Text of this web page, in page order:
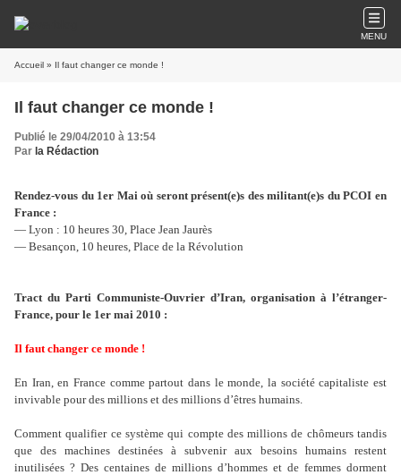
MENU
Accueil » Il faut changer ce monde !
Il faut changer ce monde !
Publié le 29/04/2010 à 13:54
Par la Rédaction
Rendez-vous du 1er Mai où seront présent(e)s des militant(e)s du PCOI en
France :
— Lyon : 10 heures 30, Place Jean Jaurès
— Besançon, 10 heures, Place de la Révolution
Tract du Parti Communiste-Ouvrier d’Iran, organisation à l’étranger-
France, pour le 1er mai 2010 :
Il faut changer ce monde !
En Iran, en France comme partout dans le monde, la société capitaliste est
invivable pour des millions et des millions d’êtres humains.
Comment qualifier ce système qui compte des millions de chômeurs tandis
que des machines destinées à subvenir aux besoins humains restent
inutilisées ? Des centaines de millions d’hommes et de femmes dorment